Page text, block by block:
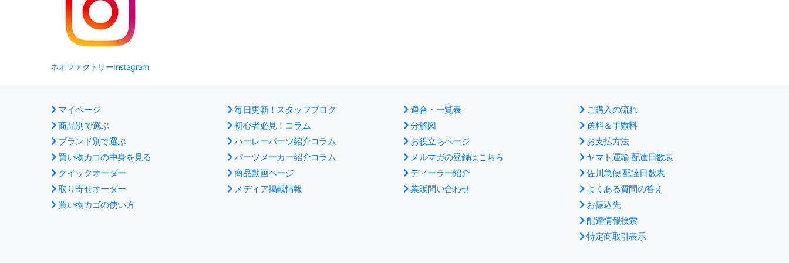
ネオファクトリーInstagram
マイページ
商品別で選ぶ
ブランド別で選ぶ
買い物カゴの中身を見る
クイックオーダー
取り寄せオーダー
買い物カゴの使い方
毎日更新！スタッフブログ
初心者必見！コラム
ハーレーパーツ紹介コラム
パーツメーカー紹介コラム
商品動画ページ
メディア掲載情報
適合・一覧表
分解図
お役立ちページ
メルマガの登録はこちら
ディーラー紹介
業販問い合わせ
ご購入の流れ
送料＆手数料
お支払方法
ヤマト運輸 配達日数表
佐川急便 配達日数表
よくある質問の答え
お振込先
配達情報検索
特定商取引表示